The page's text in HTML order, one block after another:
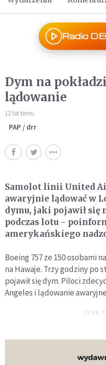
Radio
Dym na
lądowanie
12 lat temu
PAP / drr
Samolot linii United
awaryjnie lądować w
dymu, jaki pojawił się
podczas lotu -
amerykańskiego
Boeing 757 ze 150 osobami
na Hawaje. Trzy godziny po
pojawił się dym. Piloci
Angeles i lądowanie